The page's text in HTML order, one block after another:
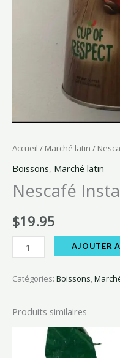
Accueil / Marché latin /
Boissons, Marché latin
Nescafé
$19.95
AJOUTER
Catégories: Boissons,
Produits similaires